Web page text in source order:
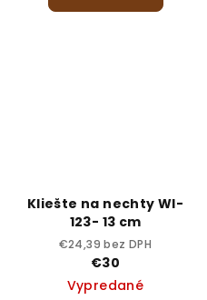
Kliešte na nechty WI-
123- 13 cm
€24,39 bez DPH
€30
Vypredané